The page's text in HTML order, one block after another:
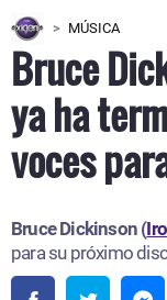
MÚSICA
Bruce
ya ha
voces
Bruce Dickinson (
para su próximo